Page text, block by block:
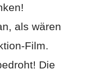
als wären
Film.
Die